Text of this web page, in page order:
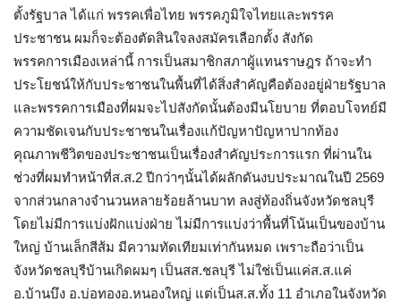
ตั้งรัฐบาล ได้แก่ พรรคเพื่อไทย พรรคภูมิใจไทยและพรรค
ประชาชน ผมก็จะต้องตัดสินใจลงสมัครเลือกตั้ง สังกัด
พรรคการเมืองเหล่านี้ การเป็นสมาชิกสภาผู้แทนราษฎร ถ้าจะทำ
ประโยชน์ให้กับประชาชนในพื้นที่ได้สิ่งสำคัญคือต้องอยู่ฝ่ายรัฐบาล
และพรรคการเมืองที่ผมจะไปสังกัดนั้นต้องมีนโยบาย ที่ตอบโจทย์มี
ความชัดเจนกับประชาชนในเรื่องแก้ปัญหาปัญหาปากท้อง
คุณภาพชีวิตของประชาชนเป็นเรื่องสำคัญประการแรก ที่ผ่านใน
ช่วงที่ผมทำหน้าที่ส.ส.2 ปีกว่าๆนั้นได้ผลักดันงบประมาณในปี 2569
จากส่วนกลางจำนวนหลายร้อยล้านบาท ลงสู่ท้องถิ่นจังหวัดชลบุรี
โดยไม่มีการแบ่งฝักแบ่งฝ่าย ไม่มีการแบ่งว่าพื้นที่โน้นเป็นของบ้าน
ใหญ่ บ้านเล็กสีส้ม มีความทัดเทียมเท่ากันหมด เพราะถือว่าเป็น
จังหวัดชลบุรีบ้านเกิดผมๆ เป็นสส.ชลบุรี ไม่ใช่เป็นแค่ส.ส.แค่
อ.บ้านบึง อ.บ่อทองอ.หนองใหญ่ แต่เป็นส.ส.ทั้ง 11 อำเภอในจังหวัด